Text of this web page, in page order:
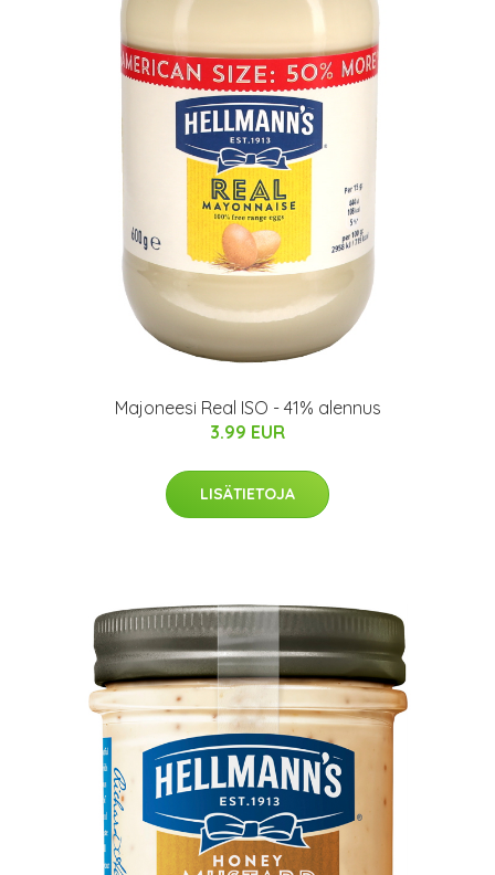
Majoneesi Real ISO - 41% alennus
3.99 EUR
LISÄTIETOJA